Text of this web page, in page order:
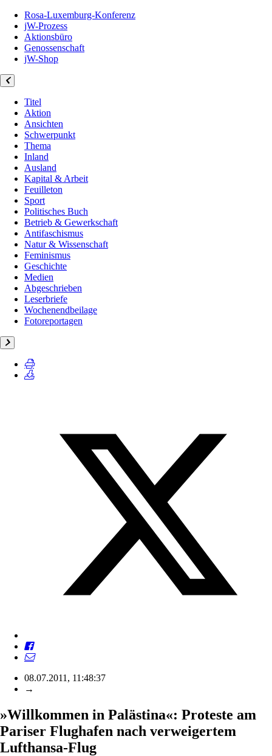
Rosa-Luxemburg-Konferenz
jW-Prozess
Aktionsbüro
Genossenschaft
jW-Shop
Titel
Aktion
Ansichten
Schwerpunkt
Thema
Inland
Ausland
Kapital & Arbeit
Feuilleton
Sport
Politisches Buch
Betrieb & Gewerkschaft
Antifaschismus
Natur & Wissenschaft
Feminismus
Geschichte
Medien
Abgeschrieben
Leserbriefe
Wochenendbeilage
Fotoreportagen
08.07.2011, 11:48:37
→
»Willkommen in Palästina«: Proteste am
Pariser Flughafen nach verweigertem
Lufthansa-Flug